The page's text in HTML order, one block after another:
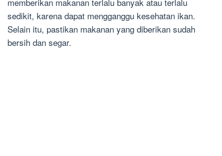
sedikit, karena dapat mengganggu kesehatan ikan.
Selain itu, pastikan makanan yang diberikan sudah
bersih dan segar.